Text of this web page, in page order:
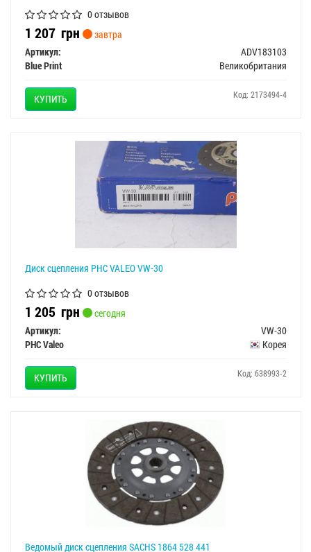
0 отзывов
1 207 грн
завтра
Артикул:
ADV183103
Blue Print
Великобритания
КУПИТЬ Код: 2173494-4
Диск сцепления PHC VALEO VW-30
0 отзывов
1 205 грн
сегодня
Артикул:
VW-30
PHC Valeo
Корея
КУПИТЬ Код: 638993-2
Ведомый диск сцепления SACHS 1864 528 441